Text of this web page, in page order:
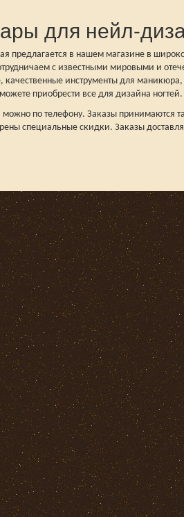
для нейл-
предлагается в нашем магазине в
с известными мировыми и
инструменты для
приобрести все для дизайна ногтей.
по телефону. Заказы принимаются
специальные скидки. Заказы